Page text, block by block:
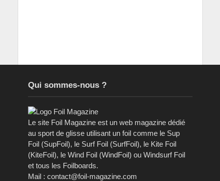
Qui sommes-nous ?
Le site Foil Magazine est un web magazine dédié
au sport de glisse utilisant un foil comme le Sup
Foil (SupFoil), le Surf Foil (SurfFoil), le Kite Foil
(KiteFoil), le Wind Foil (WindFoil) ou Windsurf Foil
et tous les Foilboards.
Mail : contact@foil-magazine.com